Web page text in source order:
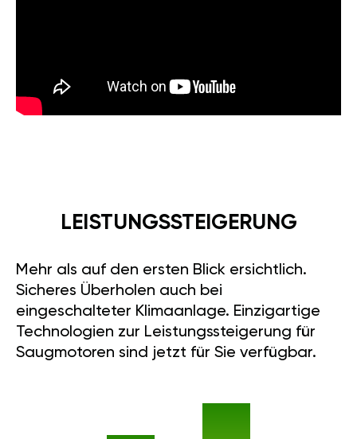
LEISTUNGSSTEIGERUNG
Mehr als auf den ersten Blick ersichtlich.
Sicheres Überholen auch bei
eingeschalteter Klimaanlage. Einzigartige
Technologien zur Leistungssteigerung für
Saugmotoren sind jetzt für Sie verfügbar.